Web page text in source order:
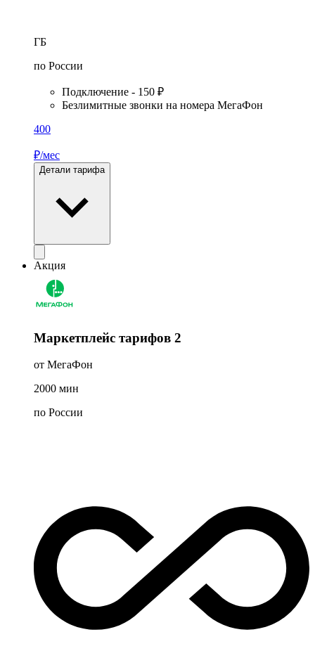
ГБ
по России
Подключение - 150 ₽
Безлимитные звонки на номера МегаФон
400
₽/мес
Детали тарифа
Акция
Маркетплейс тарифов 2
от МегаФон
2000 мин
по России